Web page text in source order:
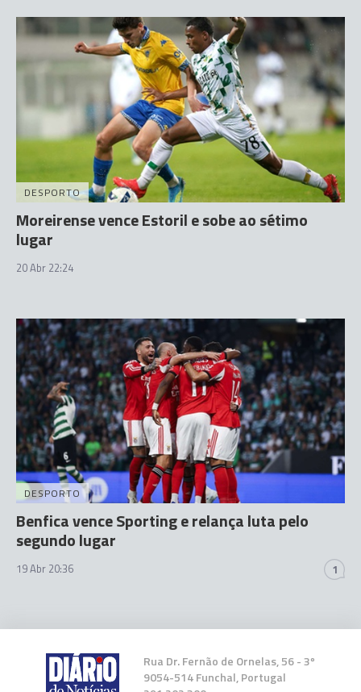
DESPORTO
Moreirense vence Estoril e sobe ao sétimo
lugar
20 Abr 22:24
DESPORTO
Benfica vence Sporting e relança luta pelo
segundo lugar
19 Abr 20:36 1
Rua Dr. Fernão de Ornelas, 56 - 3º
9054-514 Funchal, Portugal